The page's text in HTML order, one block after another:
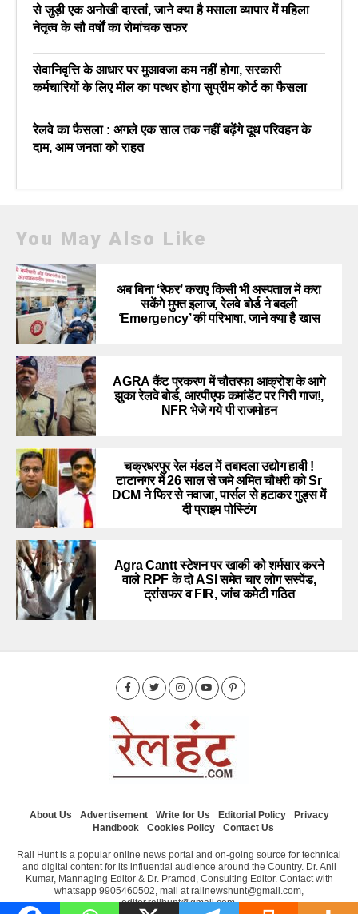
से जुड़ी एक अनोखी दास्तां, जाने क्या है मसाला व्यापार में महिला
नेतृत्व के सौ वर्षों का रोमांचक सफर
सेवानिवृत्ति के आधार पर मुआवजा कम नहीं होगा, सरकारी
कर्मचारियों के लिए मील का पत्थर होगा सुप्रीम कोर्ट का फैसला
रेलवे का फैसला : अगले एक साल तक नहीं बढ़ेंगे दूध परिवहन के
दाम, आम जनता को राहत
You May Also Like
अब बिना ‘रेफर’ कराए किसी भी अस्पताल में करा
सकेंगे मुफ्त इलाज, रेलवे बोर्ड ने बदली
‘Emergency’ की परिभाषा, जाने क्या है खास
AGRA कैंट प्रकरण में चौतरफा आक्रोश के आगे
झुका रेलवे बोर्ड, आरपीएफ कमांडेंट पर गिरी गाज!,
NFR भेजे गये पी राजमोहन
चक्रधरपुर रेल मंडल में तबादला उद्योग हावी !
टाटानगर में 26 साल से जमे अमित चौधरी को Sr
DCM ने फिर से नवाजा, पार्सल से हटाकर गुड्स में
दी प्राइम पोस्टिंग
Agra Cantt स्टेशन पर खाकी को शर्मसार करने
वाले RPF के दो ASI समेत चार लोग सस्पेंड,
ट्रांसफर व FIR, जांच कमेटी गठित
About Us Advertisement Write for Us Editorial Policy
Privacy
Handbook
Cookies Policy Contact Us
Rail Hunt is a popular online news portal and on-going source for technical
and digital content for its influential audience around the Country. Dr. Anil
Kumar, Mannaging Editor & Dr. Pramod, Consulting Editor. Contact with
whatsapp 9905460502, mail at railnewshunt@gmail.com,
editor.railhunt@gmail.com.